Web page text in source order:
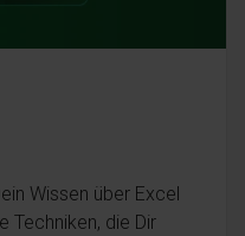
Wissen über Excel
Techniken, die Dir